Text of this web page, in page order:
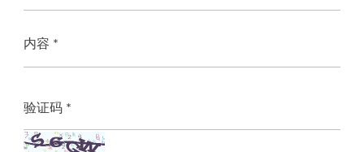
内容 *
验证码 *